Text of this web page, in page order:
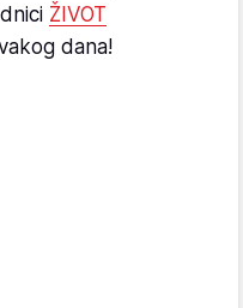
ŽIVOT
dana!